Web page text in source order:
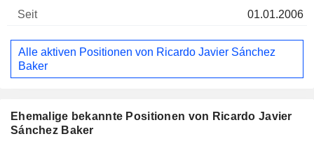
01.01.2006
Alle aktiven Positionen von Ricardo Javier Sánchez
Baker
Ehemalige bekannte Positionen von Ricardo Javier
Sánchez Baker